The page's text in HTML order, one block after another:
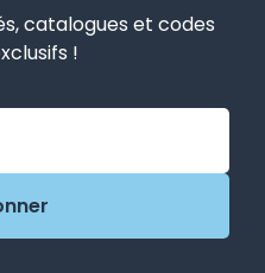
catalogues et codes
!